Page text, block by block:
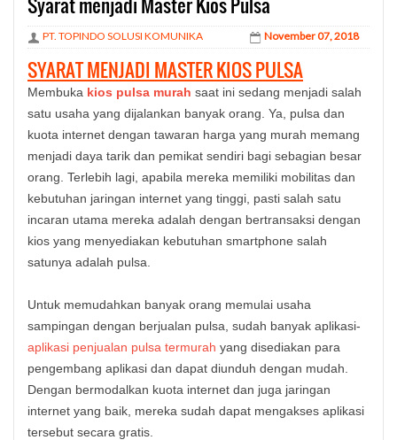
PT. TOPINDO SOLUSI KOMUNIKA November 07, 2018
SYARAT MENJADI MASTER KIOS PULSA
Membuka kios pulsa murah saat ini sedang menjadi salah
satu usaha yang dijalankan banyak orang. Ya, pulsa dan
kuota internet dengan tawaran harga yang murah memang
menjadi daya tarik dan pemikat sendiri bagi sebagian besar
orang. Terlebih lagi, apabila mereka memiliki mobilitas dan
kebutuhan jaringan internet yang tinggi, pasti salah satu
incaran utama mereka adalah dengan bertransaksi dengan
kios yang menyediakan kebutuhan smartphone salah
satunya adalah pulsa.
Untuk memudahkan banyak orang memulai usaha
sampingan dengan berjualan pulsa, sudah banyak aplikasi-
aplikasi penjualan pulsa termurah yang disediakan para
pengembang aplikasi dan dapat diunduh dengan mudah.
Dengan bermodalkan kuota internet dan juga jaringan
internet yang baik, mereka sudah dapat mengakses aplikasi
tersebut secara gratis.